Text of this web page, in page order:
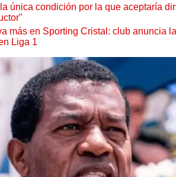
única condición por la que aceptaría
más en Sporting Cristal: club anuncia
Liga 1